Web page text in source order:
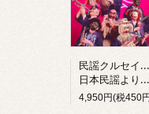
民謡クルセイダーズ
日本民謡より愛をこめて (LP)
4,950円(税450